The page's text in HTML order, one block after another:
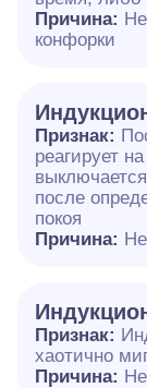
Причина:
конфорки
Признак:
реагирует
после
покоя
Причина:
Признак:
хаотично
Причина: